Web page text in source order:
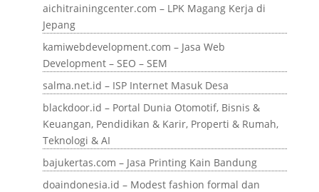
aichitrainingcenter.com – LPK Magang Kerja di
Jepang
kamiwebdevelopment.com – Jasa Web
Development – SEO – SEM
salma.net.id – ISP Internet Masuk Desa
blackdoor.id – Portal Dunia Otomotif, Bisnis &
Keuangan, Pendidikan & Karir, Properti & Rumah,
Teknologi & AI
bajukertas.com – Jasa Printing Kain Bandung
doaindonesia.id – Modest fashion formal dan